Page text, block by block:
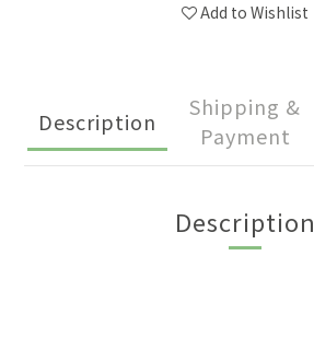
Add to Wishlist
Description
Shipping &
Payment
Description